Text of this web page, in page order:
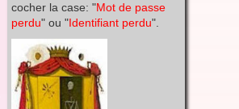
cocher la case: "Mot de passe
perdu" ou "Identifiant perdu".